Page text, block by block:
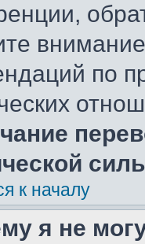
по
к началу
я не